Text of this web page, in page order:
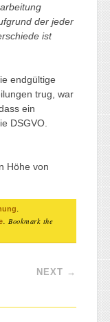
der jeder
ist
endgültige
trug, war
ein
DSGVO.
Höhe von
,
. Bookmark the
NEXT →